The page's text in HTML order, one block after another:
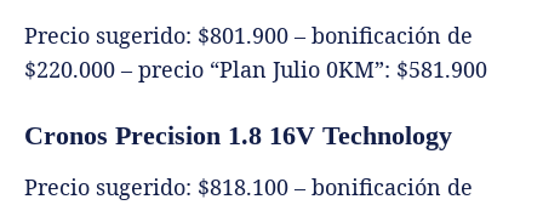
Precio sugerido: $801.900 – bonificación de
$220.000 – precio “Plan Julio 0KM”: $581.900
Cronos Precision 1.8 16V Technology
Precio sugerido: $818.100 – bonificación de